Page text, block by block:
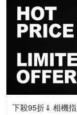
下殺95折⇓ 相機